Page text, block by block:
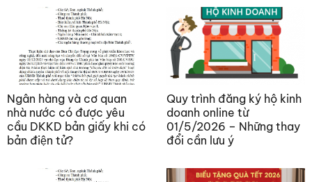
Ngân hàng và cơ quan
nhà nước có được yêu
cầu DKKD bản giấy khi có
bản điện tử?
Quy trình đăng ký hộ kinh
doanh online từ
01/5/2026 – Những thay
đổi cần lưu ý